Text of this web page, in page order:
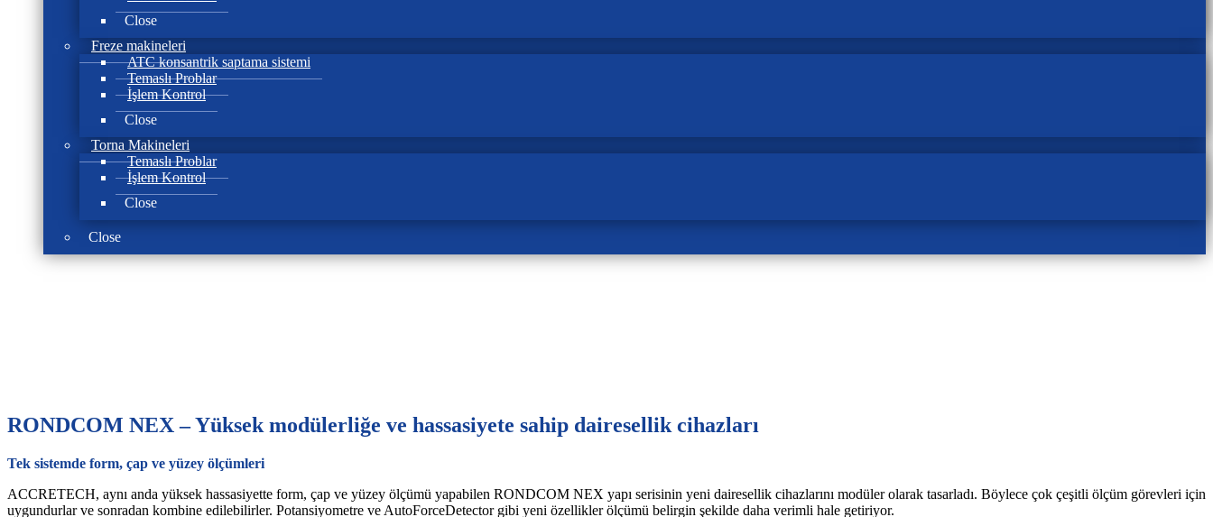
Close
Freze makineleri
ATC konsantrik saptama sistemi
Temaslı Problar
İşlem Kontrol
Close
Torna Makineleri
Temaslı Problar
İşlem Kontrol
Close
Close
RONDCOM NEX – Yüksek modülerliğe ve hassasiyete sahip dairesellik cihazları
Tek sistemde form, çap ve yüzey ölçümleri
ACCRETECH, aynı anda yüksek hassasiyette form, çap ve yüzey ölçümü yapabilen RONDCOM NEX yapı serisinin yeni dairesellik cihazlarını modüler olarak tasarladı. Böylece çok çeşitli ölçüm görevleri için
uygundurlar ve sonradan kombine edilebilirler. Potansiyometre ve AutoForceDetector gibi yeni özellikler ölçümü belirgin şekilde daha verimli hale getiriyor.